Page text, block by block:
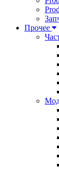
Прочее